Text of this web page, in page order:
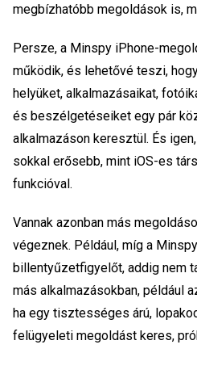
megbízhatóbb megoldások is,
Persze, a Minspy iPhone-
működik, és lehetővé teszi,
helyüket, alkalmazásaikat,
és beszélgetéseiket egy pár
alkalmazáson keresztül. És
sokkal erősebb, mint iOS-es
funkcióval.
Vannak azonban más
végeznek. Például, míg a
billentyűzetfigyelőt, addig nem
más alkalmazásokban, például
ha egy tisztességes árú,
felügyeleti megoldást keres,